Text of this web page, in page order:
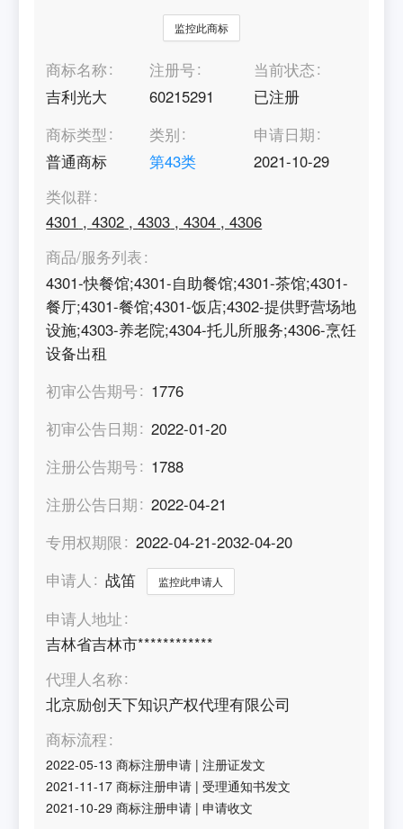
监控此商标
商标名称
吉利光大
注册号
60215291
当前状态
已注册
商标类型
普通商标
类别
第43类
申请日期
2021-10-29
类似群
4301 ,4302 ,4303 ,4304 ,4306
商品/服务列表
4301-快餐馆;4301-自助餐馆;4301-茶馆;4301-
餐厅;4301-餐馆;4301-饭店;4302-提供野营场地
设施;4303-养老院;4304-托儿所服务;4306-烹饪
设备出租
初审公告期号
1776
初审公告日期
2022-01-20
注册公告期号
1788
注册公告日期
2022-04-21
专用权期限
2022-04-21-2032-04-20
申请人
战笛 监控此申请人
申请人地址
吉林省吉林市************
代理人名称
北京励创天下知识产权代理有限公司
商标流程
2022-05-13 商标注册申请 |注册证发文
2021-11-17 商标注册申请 |受理通知书发文
2021-10-29 商标注册申请 |申请收文